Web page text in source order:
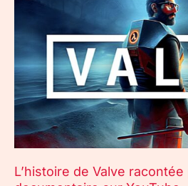
L’histoire de Valve
racontée
par
Sylvqin
:
un
documentaire
sur